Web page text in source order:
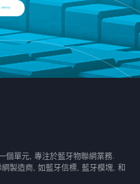
與專家交談
個單元, 專注於藍牙物聯網業務.
製造商, 如藍牙信標, 藍牙模塊, 和